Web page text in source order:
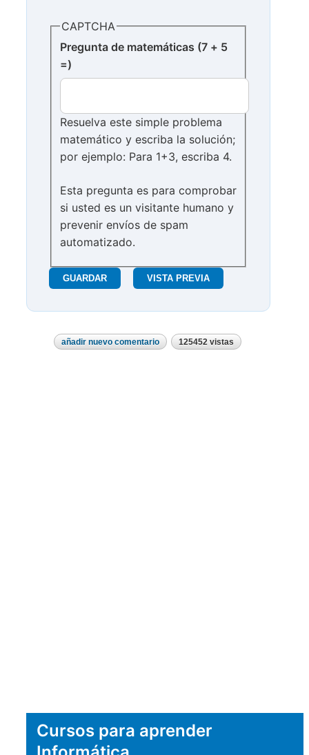
CAPTCHA
Pregunta de matemáticas (7 + 5
=)
Resuelva este simple problema
matemático y escriba la solución;
por ejemplo: Para 1+3, escriba 4.
Esta pregunta es para comprobar
si usted es un visitante humano y
prevenir envíos de spam
automatizado.
añadir nuevo comentario 125452 vistas
Cursos para aprender